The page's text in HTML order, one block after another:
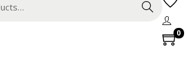
Search
0